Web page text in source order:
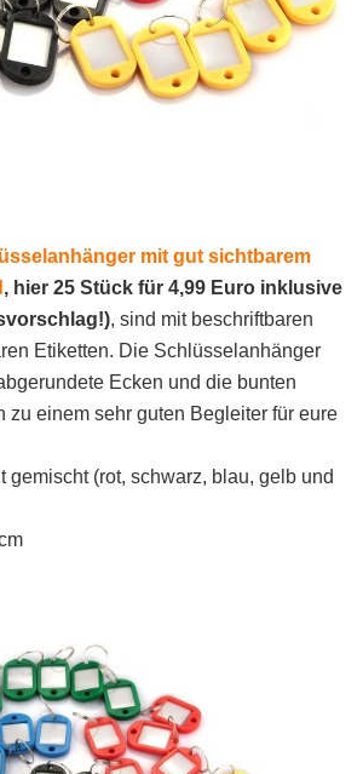
mit gut sichtbarem
, hier 25 Stück für 4,99 Euro inklusive
, sind mit beschriftbaren
Etiketten. Die Schlüsselanhänger
Ecken und die bunten
zu einem sehr guten Begleiter für eure
gemischt (rot, schwarz, blau, gelb und